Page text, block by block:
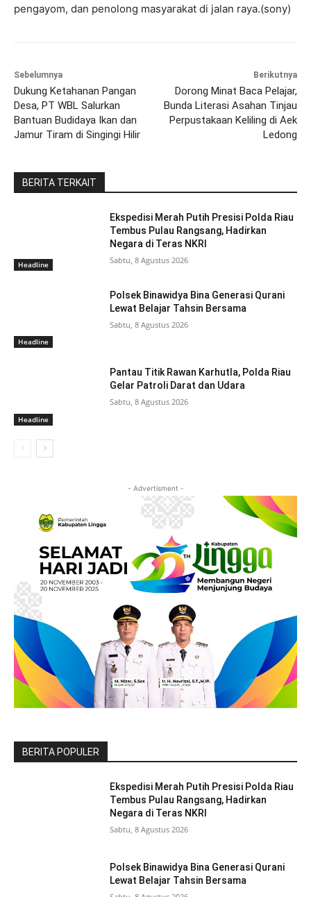
pengayom, dan penolong masyarakat di jalan raya.(sony)
Sebelumnya
Dukung Ketahanan Pangan
Desa, PT WBL Salurkan
Bantuan Budidaya Ikan dan
Jamur Tiram di Singingi Hilir
Berikutnya
Dorong Minat Baca Pelajar,
Bunda Literasi Asahan Tinjau
Perpustakaan Keliling di Aek
Ledong
BERITA TERKAIT
Headline
Ekspedisi Merah Putih Presisi Polda Riau
Tembus Pulau Rangsang, Hadirkan
Negara di Teras NKRI
Sabtu, 8 Agustus 2026
Headline
Polsek Binawidya Bina Generasi Qurani
Lewat Belajar Tahsin Bersama
Sabtu, 8 Agustus 2026
Headline
Pantau Titik Rawan Karhutla, Polda Riau
Gelar Patroli Darat dan Udara
Sabtu, 8 Agustus 2026
- Advertisment -
BERITA POPULER
Ekspedisi Merah Putih Presisi Polda Riau
Tembus Pulau Rangsang, Hadirkan
Negara di Teras NKRI
Sabtu, 8 Agustus 2026
Polsek Binawidya Bina Generasi Qurani
Lewat Belajar Tahsin Bersama